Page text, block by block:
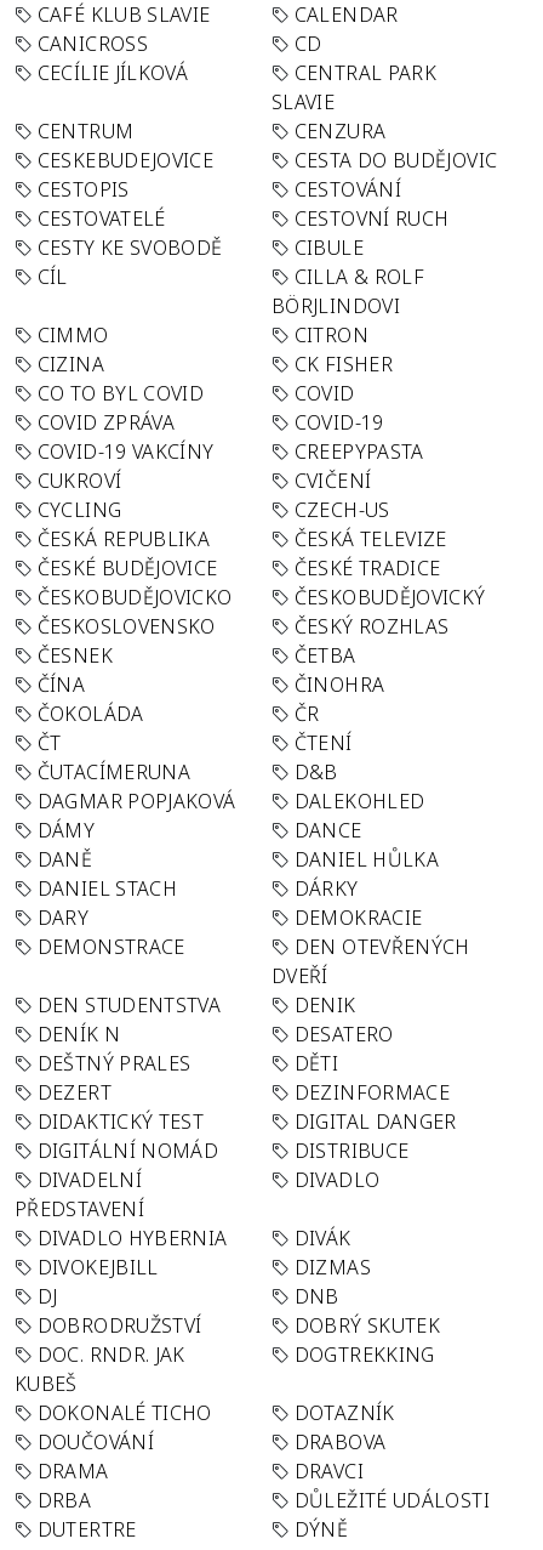
CAFÉ KLUB SLAVIE
CALENDAR
CANICROSS
CD
CECÍLIE JÍLKOVÁ
CENTRAL PARK
SLAVIE
CENTRUM
CENZURA
CESKEBUDEJOVICE
CESTA DO BUDĚJOVIC
CESTOPIS
CESTOVÁNÍ
CESTOVATELÉ
CESTOVNÍ RUCH
CESTY KE SVOBODĚ
CIBULE
CÍL
CILLA & ROLF
BÖRJLINDOVI
CIMMO
CITRON
CIZINA
CK FISHER
CO TO BYL COVID
COVID
COVID ZPRÁVA
COVID-19
COVID-19 VAKCÍNY
CREEPYPASTA
CUKROVÍ
CVIČENÍ
CYCLING
CZECH-US
ČESKÁ REPUBLIKA
ČESKÁ TELEVIZE
ČESKÉ BUDĚJOVICE
ČESKÉ TRADICE
ČESKOBUDĚJOVICKO
ČESKOBUDĚJOVICKÝ
ČESKOSLOVENSKO
ČESKÝ ROZHLAS
ČESNEK
ČETBA
ČÍNA
ČINOHRA
ČOKOLÁDA
ČR
ČT
ČTENÍ
ČUTACÍMERUNA
D&B
DAGMAR POPJAKOVÁ
DALEKOHLED
DÁMY
DANCE
DANĚ
DANIEL HŮLKA
DANIEL STACH
DÁRKY
DARY
DEMOKRACIE
DEMONSTRACE
DEN OTEVŘENÝCH
DVEŘÍ
DEN STUDENTSTVA
DENIK
DENÍK N
DESATERO
DEŠTNÝ PRALES
DĚTI
DEZERT
DEZINFORMACE
DIDAKTICKÝ TEST
DIGITAL DANGER
DIGITÁLNÍ NOMÁD
DISTRIBUCE
DIVADELNÍ
PŘEDSTAVENÍ
DIVADLO
DIVADLO HYBERNIA
DIVÁK
DIVOKEJBILL
DIZMAS
DJ
DNB
DOBRODRUŽSTVÍ
DOBRÝ SKUTEK
DOC. RNDR. JAK
KUBEŠ
DOGTREKKING
DOKONALÉ TICHO
DOTAZNÍK
DOUČOVÁNÍ
DRABOVA
DRAMA
DRAVCI
DRBA
DŮLEŽITÉ UDÁLOSTI
DUTERTRE
DÝNĚ